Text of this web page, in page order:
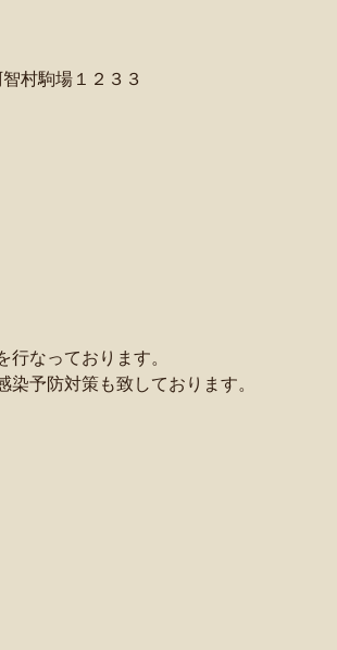
村駒場１２３３
なっております。
予防対策も致しております。